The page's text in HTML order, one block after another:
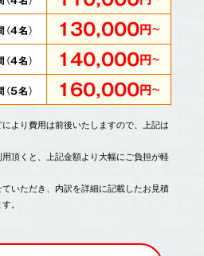
4名） 130,000円～
4名） 140,000円～
5名） 160,000円～
より費用は前後いたしますので、上記は
頂くと、上記金額より大幅にご負担が軽
いただき、内訳を詳細に記載したお見積
。